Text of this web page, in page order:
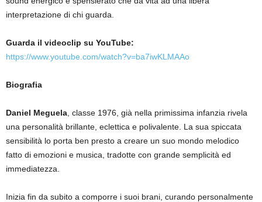
interpretazione di chi guarda.
Guarda il videoclip su YouTube:
https://www.youtube.com/watch?v=ba7iwKLMAAo
Biografia
Daniel Meguela , classe 1976, già nella primissima infanzia rivela
una personalità brillante, eclettica e polivalente. La sua spiccata
sensibilità lo porta ben presto a creare un suo mondo melodico
fatto di emozioni e musica, tradotte con grande semplicità ed
immediatezza.
Inizia fin da subito a comporre i suoi brani, curando personalmente